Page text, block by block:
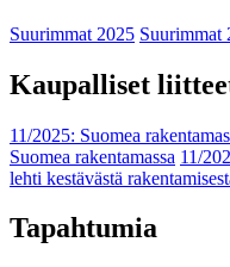
Suurimmat 2025 Suurimmat
Kaupalliset
11/2025: Suomea
Suomea rakentamassa 11/
lehti kestävästä
Tapahtumia